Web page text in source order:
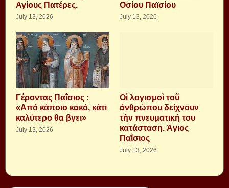
Αγίους Πατέρες.
July 13, 2026
Οσίου Παϊσίου
July 13, 2026
Γέροντας Παΐσιος :
«Από κάποιο κακό, κάτι
καλύτερο θα βγει»
July 13, 2026
Οἱ λογισμοὶ τοῦ
ἀνθρώπου δείχνουν
τὴν πνευματική του
κατάσταση. Ἁγιος
Παΐσιος
July 13, 2026